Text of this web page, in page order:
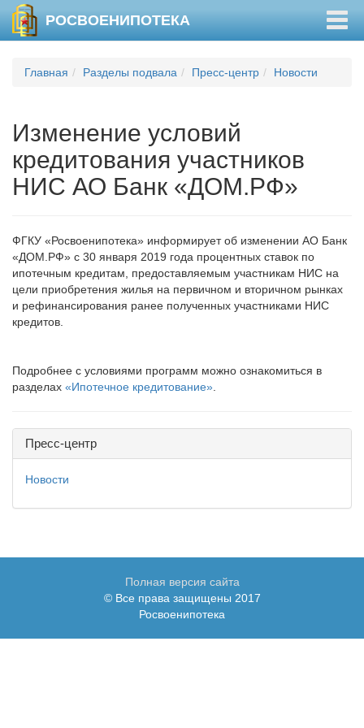
РОСВОЕНИПОТЕКА
Главная Разделы подвала Пресс-центр Новости
Изменение условий
кредитования участников
НИС АО Банк «ДОМ.РФ»
ФГКУ «Росвоенипотека» информирует об изменении АО Банк
«ДОМ.РФ» с 30 января 2019 года процентных ставок по
ипотечным кредитам, предоставляемым участникам НИС на
цели приобретения жилья на первичном и вторичном рынках
и рефинансирования ранее полученных участниками НИС
кредитов.
Подробнее с условиями программ можно ознакомиться в
разделах «Ипотечное кредитование»
Пресс-центр
Новости
Полная версия сайта
© Все права защищены 2017
Росвоенипотека